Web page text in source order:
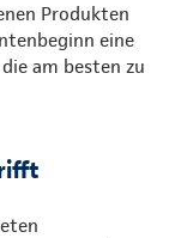
Produkten
eine
am besten zu